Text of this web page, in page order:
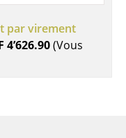
par virement
4’626.90(Vous